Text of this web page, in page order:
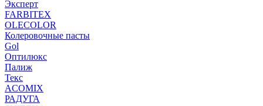
Эксперт
FARBITEX
OLECOLOR
Колеровочные пасты
Gol
Оптилюкс
Палиж
Текс
ACOMIX
РАДУГА